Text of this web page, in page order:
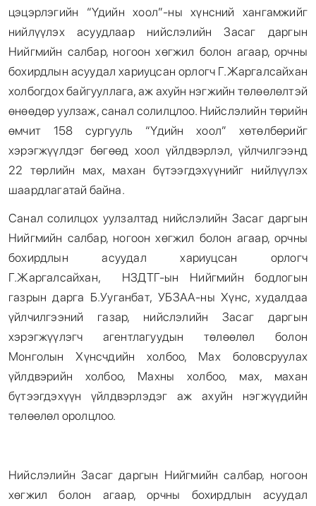
цэцэрлэгийн “Үдийн хоол”-ны хүнсний хангамжийг
нийлүүлэх асуудлаар нийслэлийн Засаг даргын
Нийгмийн салбар, ногоон хөгжил болон агаар, орчны
бохирдлын асуудал хариуцсан орлогч Г.Жаргалсайхан
холбогдох байгууллага, аж ахуйн нэгжийн төлөөлөлтэй
өнөөдөр уулзаж, санал солилцлоо. Нийслэлийн төрийн
өмчит 158 сургууль “Үдийн хоол” хөтөлбөрийг
хэрэгжүүлдэг бөгөөд хоол үйлдвэрлэл, үйлчилгээнд
22 төрлийн мах, махан бүтээгдэхүүнийг нийлүүлэх
шаардлагатай байна.
Санал солилцох уулзалтад нийслэлийн Засаг даргын
Нийгмийн салбар, ногоон хөгжил болон агаар, орчны
бохирдлын асуудал хариуцсан орлогч
Г.Жаргалсайхан, НЗДТГ-ын Нийгмийн бодлогын
газрын дарга Б.Ууганбат, УБЗАА-ны Хүнс, худалдаа
үйлчилгээний газар, нийслэлийн Засаг даргын
хэрэгжүүлэгч агентлагуудын төлөөлөл болон
Монголын Хүнсчдийн холбоо, Мах боловсруулах
үйлдвэрийн холбоо, Махны холбоо, мах, махан
бүтээгдэхүүн үйлдвэрлэдэг аж ахуйн нэгжүүдийн
төлөөлөл оролцлоо.
Нийслэлийн Засаг даргын Нийгмийн салбар, ногоон
хөгжил болон агаар, орчны бохирдлын асуудал